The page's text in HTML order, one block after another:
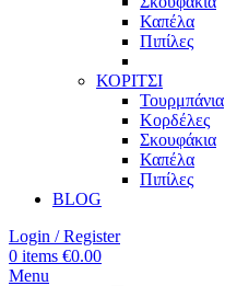
Καπέλα
Πιπίλες
ΚΟΡΙΤΣΙ
Τουρμπάνια
Κορδέλες
Σκουφάκια
Καπέλα
Πιπίλες
BLOG
Login / Register
0 items €0.00
Menu